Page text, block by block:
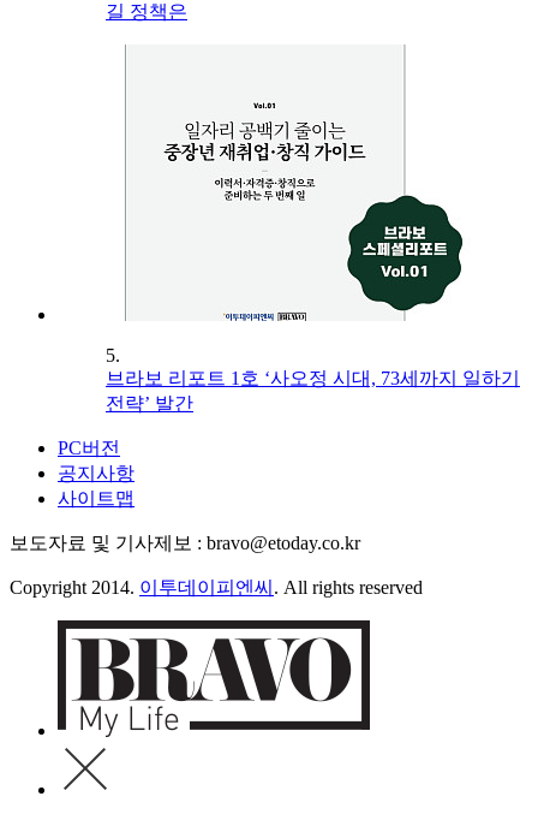
길 정책은
5.
브라보 리포트 1호 ‘사오정 시대, 73세까지 일하기
전략’ 발간
PC버전
공지사항
사이트맵
보도자료 및 기사제보 : bravo@etoday.co.kr
Copyright 2014. 이투데이피엔씨 . All rights reserved